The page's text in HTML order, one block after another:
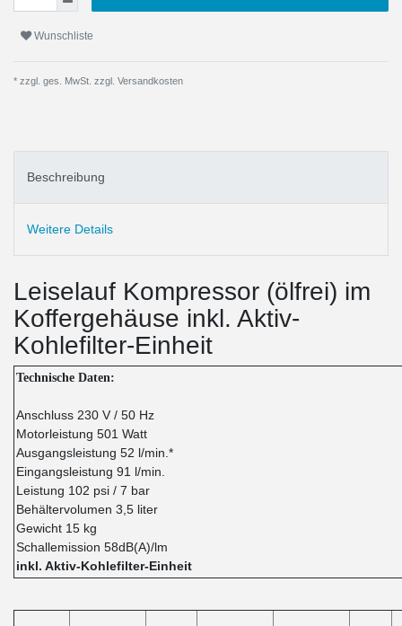
Wunschliste
* zzgl. ges. MwSt. zzgl. Versandkosten
Beschreibung
Weitere Details
Leiselauf Kompressor (ölfrei) im
Koffergehäuse inkl. Aktiv-
Kohlefilter-Einheit
Technische Daten:
Anschluss 230 V / 50 Hz
Motorleistung 501 Watt
Ausgangsleistung 52 l/min.*
Eingangsleistung 91 l/min.
Leistung 102 psi / 7 bar
Behältervolumen 3,5 liter
Gewicht 15 kg
Schallemission 58dB(A)/lm
inkl. Aktiv-Kohlefilter-Einheit